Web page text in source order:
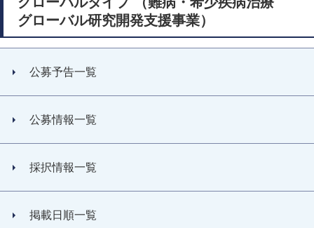
グローバル研究開発支援事業）
公募予告一覧
公募情報一覧
採択情報一覧
掲載日順一覧